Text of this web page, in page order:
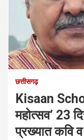
छत्तीसगढ़
Kisaan
महोत्सव’ 23
प्रख्यात कवि